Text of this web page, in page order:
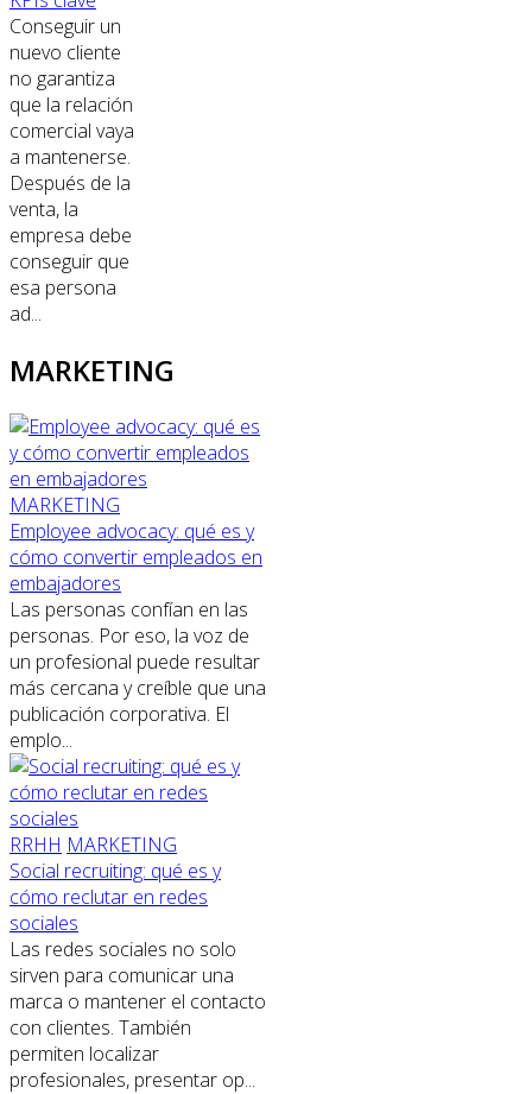
Conseguir un
nuevo cliente
no garantiza
que la relación
comercial vaya
a mantenerse.
Después de la
venta, la
empresa debe
conseguir que
esa persona
ad...
MARKETING
MARKETING
Employee advocacy: qué es y
cómo convertir empleados en
embajadores
Las personas confían en las
personas. Por eso, la voz de
un profesional puede resultar
más cercana y creíble que una
publicación corporativa. El
emplo...
RRHH MARKETING
Social recruiting: qué es y
cómo reclutar en redes
sociales
Las redes sociales no solo
sirven para comunicar una
marca o mantener el contacto
con clientes. También
permiten localizar
profesionales, presentar op...